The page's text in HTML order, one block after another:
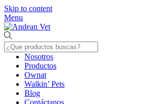
Skip to content
Menu
Nosotros
Productos
Ownat
Walkin’ Pets
Blog
Contáctanos